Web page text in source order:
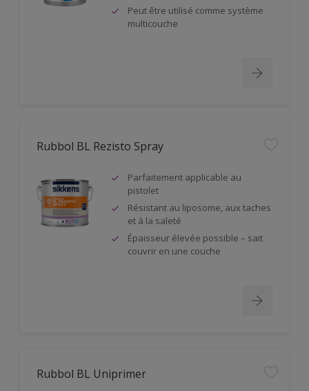
Peut être utilisé comme système
multicouche
Rubbol BL Rezisto Spray
Parfaitement applicable au
pistolet
Résistant au liposome, aux taches
et à la saleté
Épaisseur élevée possible – sait
couvrir en une couche
Rubbol BL Uniprimer